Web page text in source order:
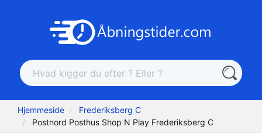
Hjemmeside
Frederiksberg C
Postnord Posthus Shop N Play Frederiksberg C